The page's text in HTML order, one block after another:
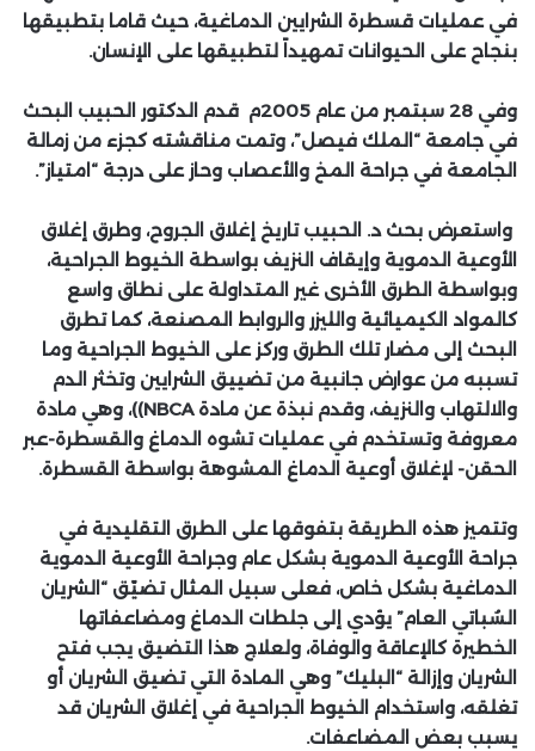
في عمليات قسطرة الشرايين الدماغية، حيث قاما بتطبيقها
بنجاح على الحيوانات تمهيداً لتطبيقها على الإنسان.
وفي 28 سبتمبر من عام 2005م قدم الدكتور الحبيب البحث
في جامعة “الملك فيصل”، وتمت مناقشته كجزء من زمالة
الجامعة في جراحة المخ والأعصاب وحاز على درجة “امتياز”.
واستعرض بحث د. الحبيب تاريخ إغلاق الجروح، وطرق إغلاق
الأوعية الدموية وإيقاف النزيف بواسطة الخيوط الجراحية،
وبواسطة الطرق الأخرى غير المتداولة على نطاق واسع
كالمواد الكيميائية والليزر والروابط المصنعة، كما تطرق
البحث إلى مضار تلك الطرق وركز على الخيوط الجراحية وما
تسببه من عوارض جانبية من تضييق الشرايين وتخثر الدم
والالتهاب والنزيف، وقدم نبذة عن مادةNBCA)
)، وهي مادة
معروفة وتستخدم في عمليات تشوه الدماغ والقسطرة-عبر
الحقن- لإغلاق أوعية الدماغ المشوهة بواسطة القسطرة.
وتتميز هذه الطريقة بتفوقها على الطرق التقليدية في
جراحة الأوعية الدموية بشكل عام وجراحة الأوعية الدموية
الدماغية بشكل خاص، فعلى سبيل المثال تضيّق “الشريان
السُباتي العام” يؤدي إلى جلطات الدماغ ومضاعفاتها
الخطيرة كالإعاقة والوفاة، ولعلاج هذا التضيق يجب فتح
الشريان وإزالة “البليك” وهي المادة التي تضيق الشريان أو
تغلقه، واستخدام الخيوط الجراحية في إغلاق الشريان قد
يسبب بعض المضاعفات.